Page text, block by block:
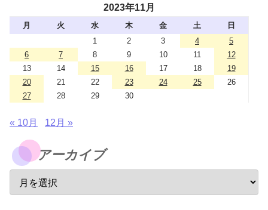
2023年11月
月 火 水 木 金 土
日
1
2 3 4
5
6
7 8 9 10 11
12
13
14 15 16 17 18
19
20
21 22 23 24 25
26
27
28 29 30
« 10月 12月 »
アーカイブ